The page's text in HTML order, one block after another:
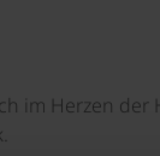
im Herzen der